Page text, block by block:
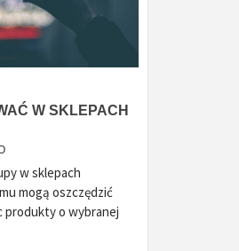
W SKLEPACH
w sklepach
mogą oszczędzić
produkty o wybranej